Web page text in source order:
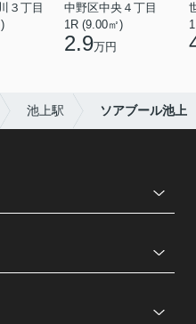
３丁目
中野区中央４丁目
1R (9.00㎡)
2.9万円
池上駅 ソアブール池上